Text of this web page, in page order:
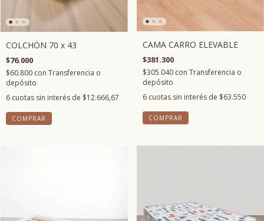
COLCHÓN 70 x 43
$76.000
$60.800 con Transferencia o
depósito
6 cuotas sin interés de $12.666,67
COMPRAR
CAMA CARRO ELEVABLE
$381.300
$305.040 con Transferencia o
depósito
6 cuotas sin interés de $63.550
COMPRAR